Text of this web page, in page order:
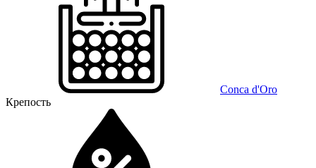
Conca d'Oro
Крепость